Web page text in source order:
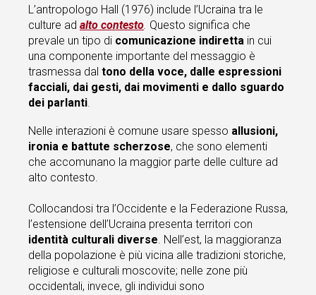
L’antropologo Hall (1976) include l’Ucraina tra le
culture ad alto contesto Questo significa che
prevale un tipo di comunicazione indiretta in cui
una componente importante del messaggio è
trasmessa dal tono della voce, dalle espressioni
facciali, dai gesti, dai movimenti e dallo sguardo
dei parlanti
Nelle interazioni è comune usare spesso allusioni,
ironia e battute scherzose, che sono elementi
che accomunano la maggior parte delle culture ad
alto contesto.
Collocandosi tra l’Occidente e la Federazione Russa,
l’estensione dell’Ucraina presenta territori con
identità culturali diverse . Nell’est, la maggioranza
della popolazione è più vicina alle tradizioni storiche,
religiose e culturali moscovite; nelle zone più
occidentali, invece, gli individui sono